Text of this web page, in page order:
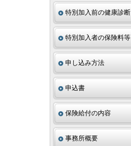
特別加入前の健康診断
特別加入者の保険料等
申し込み方法
申込書
保険給付の内容
事務所概要